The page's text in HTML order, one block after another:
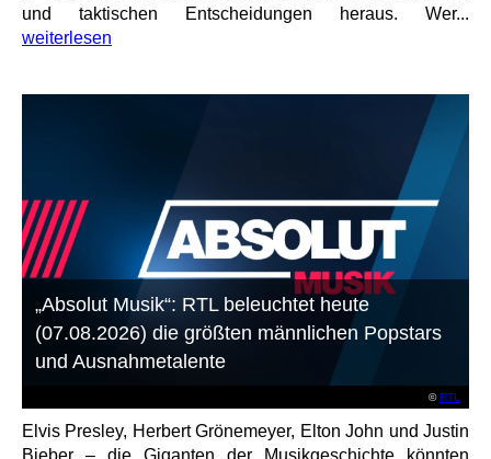
und taktischen Entscheidungen heraus. Wer...
weiterlesen
©RTL
„Absolut Musik“: RTL beleuchtet heute
(07.08.2026) die größten männlichen Popstars
und Ausnahmetalente
Elvis Presley, Herbert Grönemeyer, Elton John und Justin
Bieber – die Giganten der Musikgeschichte könnten